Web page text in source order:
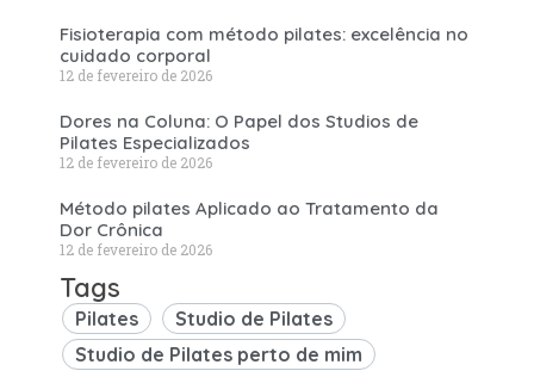
Fisioterapia com método pilates: excelência no
cuidado corporal
12 de fevereiro de 2026
Dores na Coluna: O Papel dos Studios de
Pilates Especializados
12 de fevereiro de 2026
Método pilates Aplicado ao Tratamento da
Dor Crônica
12 de fevereiro de 2026
Tags
Pilates
Studio de Pilates
Studio de Pilates perto de mim